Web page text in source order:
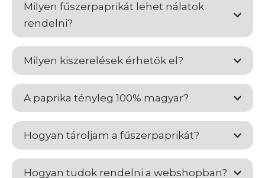
Milyen fűszerpaprikát lehet nálatok
rendelni?
Milyen kiszerelések érhetők el?
A paprika tényleg 100% magyar?
Hogyan tároljam a fűszerpaprikát?
Hogyan tudok rendelni a webshopban?